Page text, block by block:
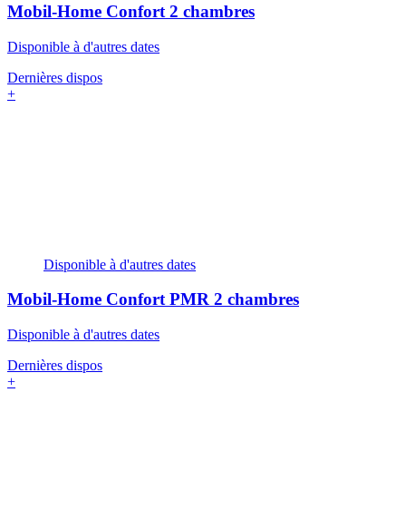
Mobil-Home Confort 2 chambres
Disponible à d'autres dates
Dernières dispos
+
Disponible à d'autres dates
Mobil-Home Confort PMR 2 chambres
Disponible à d'autres dates
Dernières dispos
+